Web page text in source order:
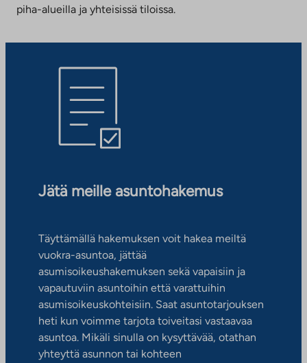
piha-alueilla ja yhteisissä tiloissa.
Jätä meille asuntohakemus
Täyttämällä hakemuksen voit hakea meiltä
vuokra-asuntoa, jättää
asumisoikeushakemuksen sekä vapaisiin ja
vapautuviin asuntoihin että varattuihin
asumisoikeuskohteisiin. Saat asuntotarjouksen
heti kun voimme tarjota toiveitasi vastaavaa
asuntoa. Mikäli sinulla on kysyttävää, otathan
yhteyttä asunnon tai kohteen